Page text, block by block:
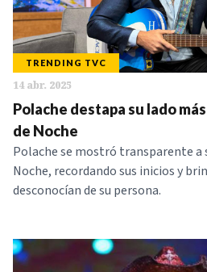
TRENDING TVC
14 abr. 2025
Polache destapa su lado
de Noche
Polache se mostró transparente a
Noche, recordando sus inicios y
desconocían de su persona.